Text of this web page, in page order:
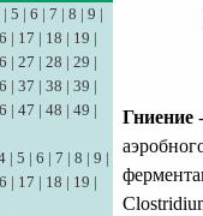
| 5 | 6 | 7 | 8 | 9 |
| 17 | 18 | 19 |
| 27 | 28 | 29 |
| 37 | 38 | 39 |
| 47 | 48 | 49 |
| 5 | 6 | 7 | 8 | 9 |
| 17 | 18 | 19 |
Гниение